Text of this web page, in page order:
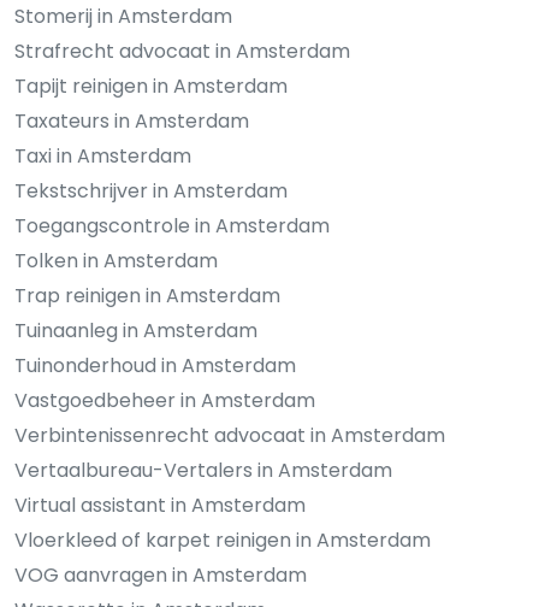
Stomerij in Amsterdam
Strafrecht advocaat in Amsterdam
Tapijt reinigen in Amsterdam
Taxateurs in Amsterdam
Taxi in Amsterdam
Tekstschrijver in Amsterdam
Toegangscontrole in Amsterdam
Tolken in Amsterdam
Trap reinigen in Amsterdam
Tuinaanleg in Amsterdam
Tuinonderhoud in Amsterdam
Vastgoedbeheer in Amsterdam
Verbintenissenrecht advocaat in Amsterdam
Vertaalbureau-Vertalers in Amsterdam
Virtual assistant in Amsterdam
Vloerkleed of karpet reinigen in Amsterdam
VOG aanvragen in Amsterdam